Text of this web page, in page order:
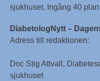
sjukhuset, Ingång 40
DiabetologNytt –
Adress till redaktionen:
Doc Stig Attvall,
sjukhuset